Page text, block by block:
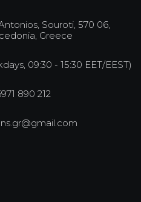
Souroti, 570 06,
Greece
09:30 - 15:30 EET/EEST)
890 212